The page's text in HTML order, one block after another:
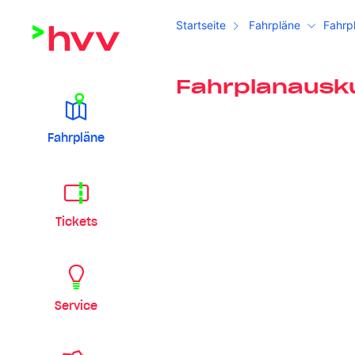
Startseite Fahrpläne
Fahrpläne
Tickets
Service